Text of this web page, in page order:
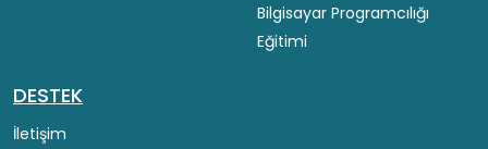
Bilgisayar Programcılığı
Eğitimi
DESTEK
İletişim